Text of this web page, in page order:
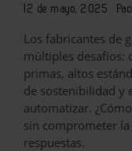
12 de mayo, 2025
Los fabricantes de
múltiples desafíos:
primas, altos
de sostenibilidad y
automatizar.
sin comprometer la
respuestas.